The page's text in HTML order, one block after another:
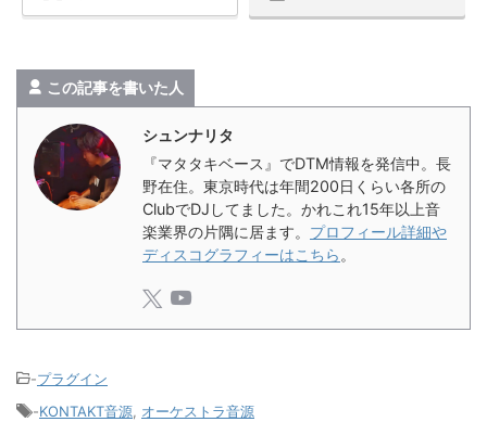
この記事を書いた人
シュンナリタ
『マタタキベース』でDTM情報を発信中。長
野在住。東京時代は年間200日くらい各所の
ClubでDJしてました。かれこれ15年以上音
楽業界の片隅に居ます。 プロフィール詳細や
ディスコグラフィーはこちら 。
-プラグイン
-KONTAKT音源, オーケストラ音源